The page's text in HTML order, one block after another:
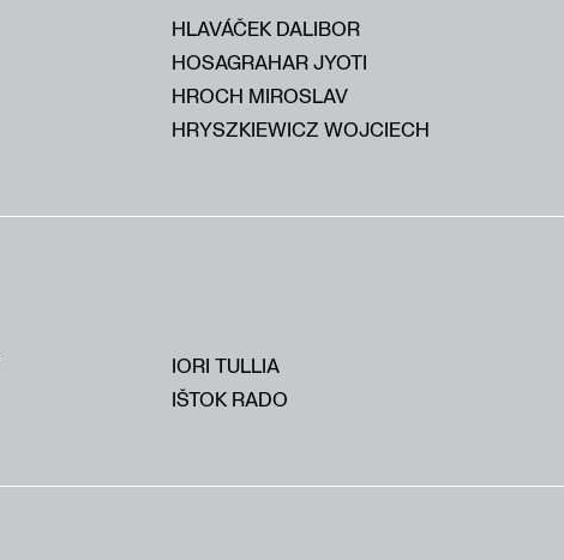
HLAVÁČEK DALIBOR
HOSAGRAHAR JYOTI
HROCH MIROSLAV
HRYSZKIEWICZ WOJCIECH
IORI TULLIA
IŠTOK RADO